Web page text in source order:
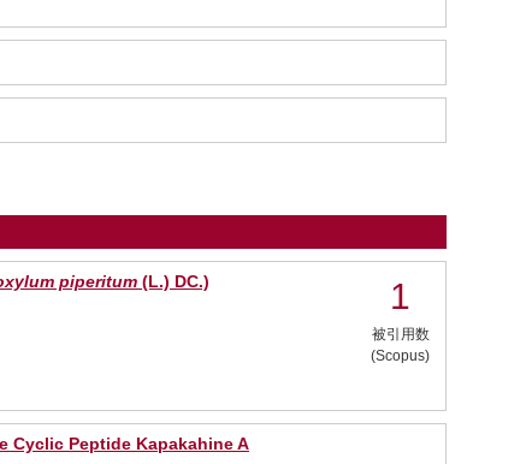
piperitum (L.) DC.)
1
被引用数
(Scopus)
Cyclic Peptide Kapakahine A